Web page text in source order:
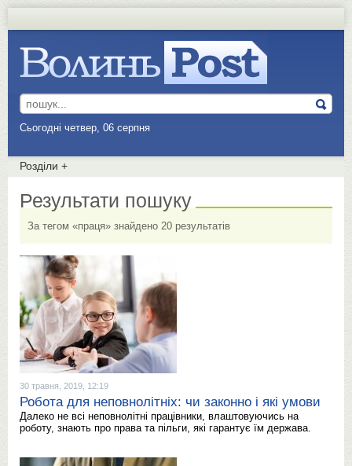
Сьогодні четвер, 06 серпня
Розділи +
Результати пошуку
За тегом «праця» знайдено 20 результатів
30 травня, 2019, 12:19
Робота для неповнолітніх: чи законно і які умови
Далеко не всі неповнолітні працівники, влаштовуючись на
роботу, знають про права та пільги, які гарантує їм держава.